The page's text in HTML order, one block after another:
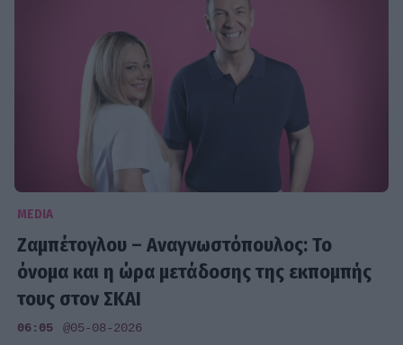
MEDIA
Ζαμπέτογλου – Αναγνωστόπουλος: Το
όνομα και η ώρα μετάδοσης της εκπομπής
τους στον ΣΚΑΙ
06:05 @05-08-2026